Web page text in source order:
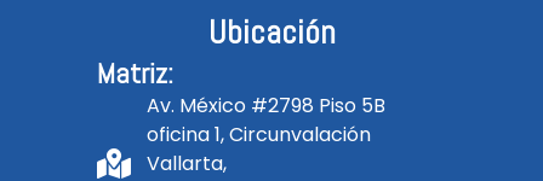
Ubicación
Matriz:
Av. México #2798 Piso 5B
oficina 1, Circunvalación
Vallarta,